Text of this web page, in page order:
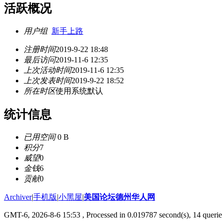
活跃概况
用户组 新手上路
注册时间2019-9-22 18:48
最后访问2019-11-6 12:35
上次活动时间2019-11-6 12:35
上次发表时间2019-9-22 18:52
所在时区使用系统默认
统计信息
已用空间0 B
积分7
威望0
金钱6
贡献0
Archiver|手机版|小黑屋|美国论坛德州华人网
GMT-6, 2026-8-6 15:53 , Processed in 0.019787 second(s), 14